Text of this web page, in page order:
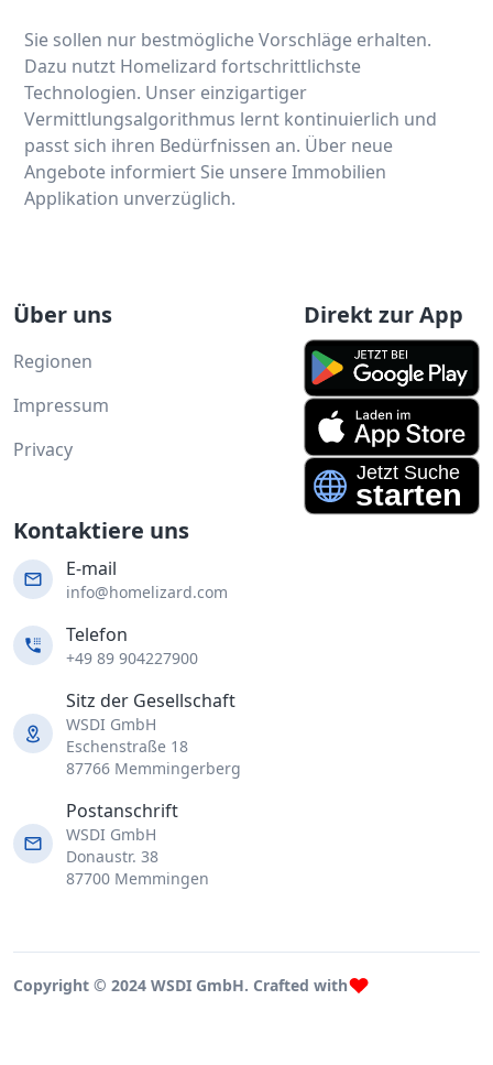
Sie sollen nur bestmögliche Vorschläge erhalten.
Dazu nutzt Homelizard fortschrittlichste
Technologien. Unser einzigartiger
Vermittlungsalgorithmus lernt kontinuierlich und
passt sich ihren Bedürfnissen an. Über neue
Angebote informiert Sie unsere Immobilien
Applikation unverzüglich.
Über uns
Regionen
Impressum
Privacy
Direkt zur App
Kontaktiere uns
E-mail
info@homelizard.com
Telefon
+49 89 904227900
Sitz der Gesellschaft
WSDI GmbH
Eschenstraße 18
87766 Memmingerberg
Postanschrift
WSDI GmbH
Donaustr. 38
87700 Memmingen
Copyright © 2024 WSDI GmbH. Crafted with